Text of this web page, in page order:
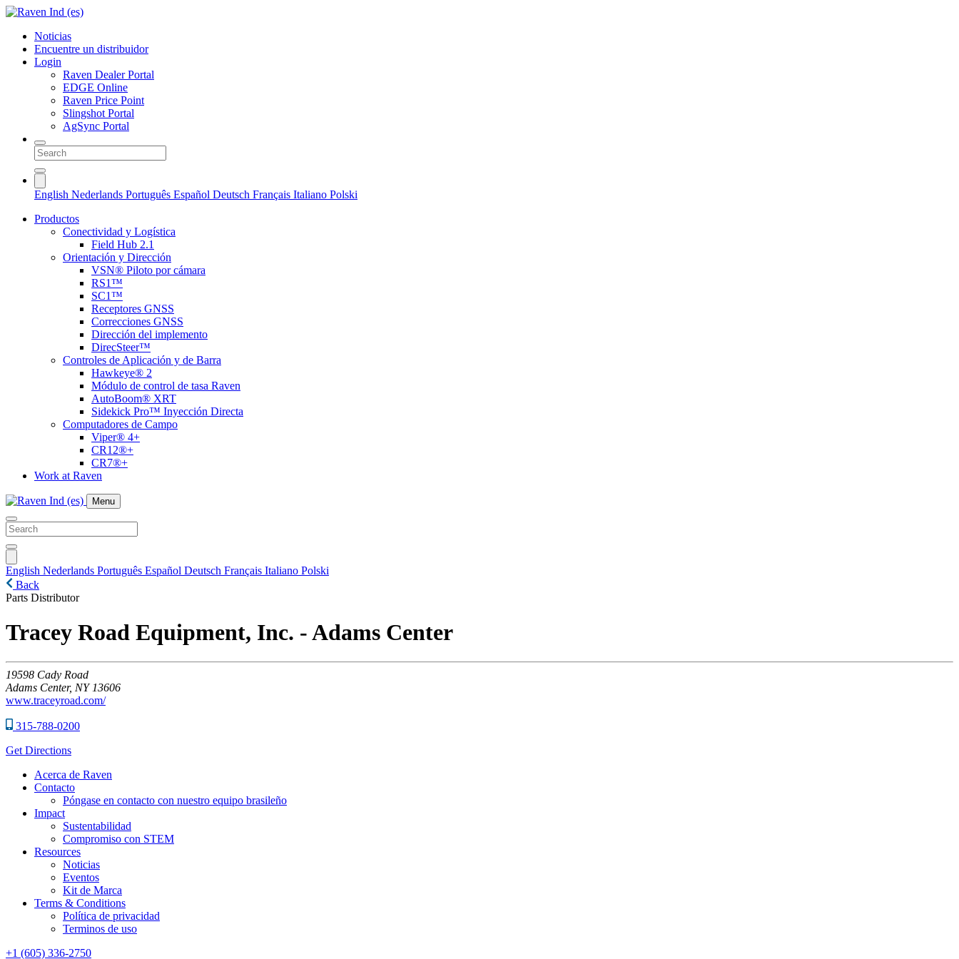
Noticias
Encuentre un distribuidor
Login
Raven Dealer Portal
EDGE Online
Raven Price Point
Slingshot Portal
AgSync Portal
English Nederlands Português Español Deutsch Français Italiano Polski
Productos
Conectividad y Logística
Field Hub 2.1
Orientación y Dirección
VSN® Piloto por cámara
RS1™
SC1™
Receptores GNSS
Correcciones GNSS
Dirección del implemento
DirecSteer™
Controles de Aplicación y de Barra
Hawkeye® 2
Módulo de control de tasa Raven
AutoBoom® XRT
Sidekick Pro™ Inyección Directa
Computadores de Campo
Viper® 4+
CR12®+
CR7®+
Work at Raven
Menu
English Nederlands Português Español Deutsch Français Italiano Polski
Back
Parts Distributor
Tracey Road Equipment, Inc. - Adams Center
19598 Cady Road
Adams Center, NY 13606
www.traceyroad.com/
315-788-0200
Get Directions
Acerca de Raven
Contacto
Póngase en contacto con nuestro equipo brasileño
Impact
Sustentabilidad
Compromiso con STEM
Resources
Noticias
Eventos
Kit de Marca
Terms & Conditions
Política de privacidad
Terminos de uso
+1 (605) 336-2750